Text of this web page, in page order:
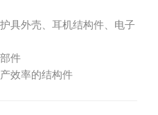
具外壳、耳机结构件、电子
件
效率的结构件